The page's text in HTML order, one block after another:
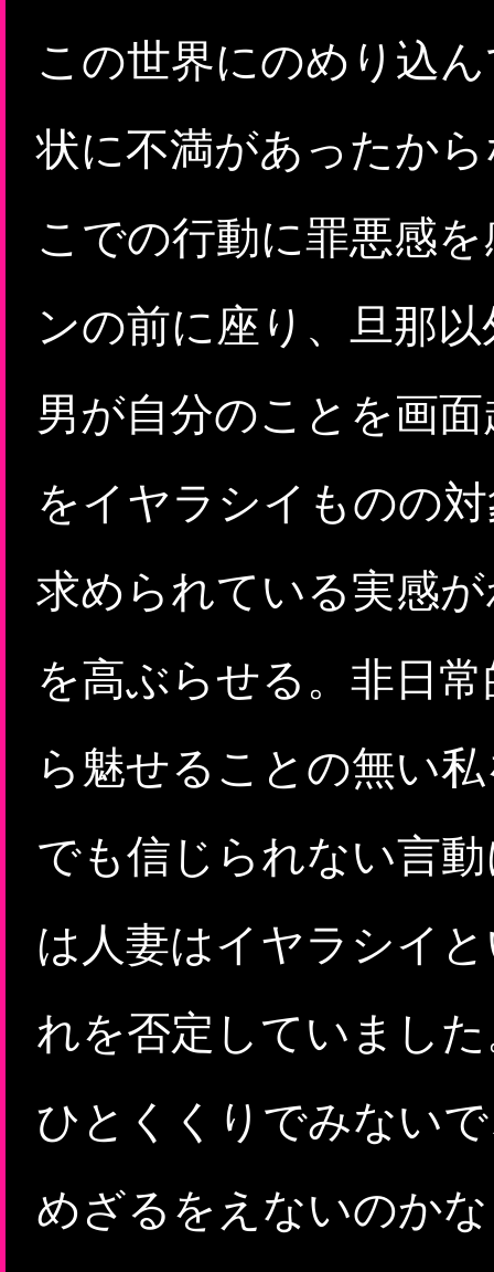
この世界にのめり込
状に不満があったか
こでの行動に罪悪感
ンの前に座り、旦那
男が自分のことを画
をイヤラシイものの
求められている実感
を高ぶらせる。非日
ら魅せることの無い
でも信じられない言
は人妻はイヤラシイ
れを否定していまし
ひとくくりでみない
めざるをえないのか